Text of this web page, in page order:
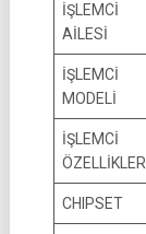
İŞLEMCİ
AİLESİ
İŞLEMCİ
MODELİ
İŞLEMCİ
CHIPSET